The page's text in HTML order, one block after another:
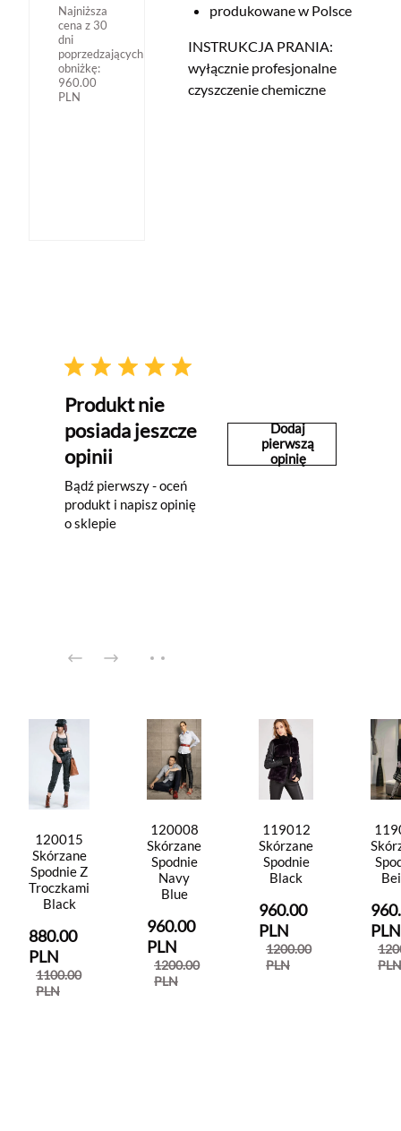
Najniższa
cena z 30
dni
poprzedzających
obniżkę:
960.00
PLN
produkowane w Polsce
INSTRUKCJA PRANIA:
wyłącznie profesjonalne
czyszczenie chemiczne
Produkt nie
posiada jeszcze
opinii
Bądź pierwszy - oceń
produkt i napisz opinię
o sklepie
Dodaj
pierwszą
opinię
120015
Skórzane
Spodnie Z
Troczkami
Black
880.00
PLN
1100.00
PLN
120008
Skórzane
Spodnie
Navy
Blue
960.00
PLN
1200.00
PLN
119012
Skórzane
Spodnie
Black
960.00
PLN
1200.00
PLN
PLN
PLN